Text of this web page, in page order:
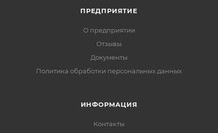
ПРЕДПРИЯТИЕ
О предприятии
Отзывы
Документы
Политика обработки персональных данных
ИНФОРМАЦИЯ
Контакты